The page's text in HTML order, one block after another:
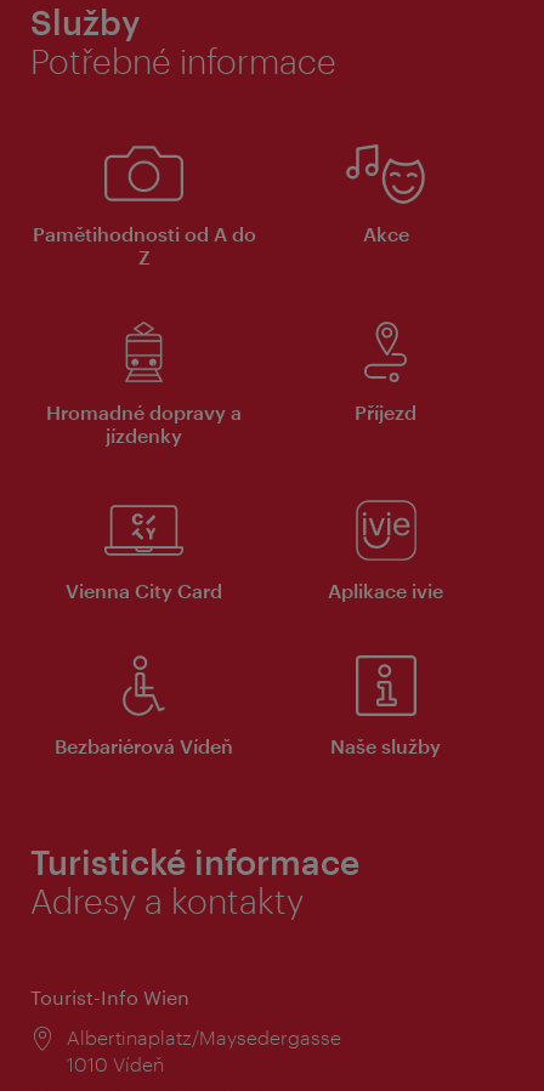
Služby
Potřebné informace
Pamětihodnosti od A do
Z
Akce
Hromadné dopravy a
jízdenky
Příjezd
Vienna City Card Aplikace ivie
Bezbariérová Vídeň Naše služby
Turistické informace
Adresy a kontakty
Tourist-Info Wien
Místo:
Albertinaplatz/Maysedergasse
1010 Vídeň